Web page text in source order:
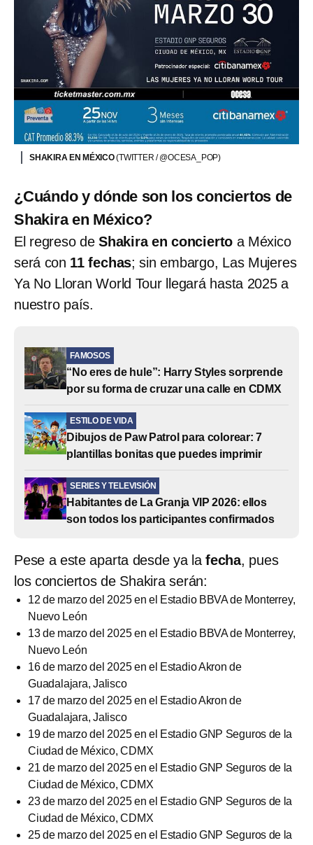
SHAKIRA EN MÉXICO(TWITTER / @OCESA_POP)
¿Cuándo y dónde son los conciertos de
Shakira en México?
El regreso de Shakira en concierto a México
será con 11 fechas; sin embargo, Las Mujeres
Ya No Lloran World Tour llegará hasta 2025 a
nuestro país.
FAMOSOS
“No eres de hule”: Harry Styles sorprende
por su forma de cruzar una calle en CDMX
ESTILO DE VIDA
Dibujos de Paw Patrol para colorear: 7
plantillas bonitas que puedes imprimir
SERIES Y TELEVISIÓN
Habitantes de La Granja VIP 2026: ellos
son todos los participantes confirmados
Pese a este aparta desde ya lafecha, pues
los conciertos de Shakira serán:
12 de marzo del 2025 en el Estadio BBVA de Monterrey,
Nuevo León
13 de marzo del 2025 en el Estadio BBVA de Monterrey,
Nuevo León
16 de marzo del 2025 en el Estadio Akron de
Guadalajara, Jalisco
17 de marzo del 2025 en el Estadio Akron de
Guadalajara, Jalisco
19 de marzo del 2025 en el Estadio GNP Seguros de la
Ciudad de México, CDMX
21 de marzo del 2025 en el Estadio GNP Seguros de la
Ciudad de México, CDMX
23 de marzo del 2025 en el Estadio GNP Seguros de la
Ciudad de México, CDMX
25 de marzo del 2025 en el Estadio GNP Seguros de la